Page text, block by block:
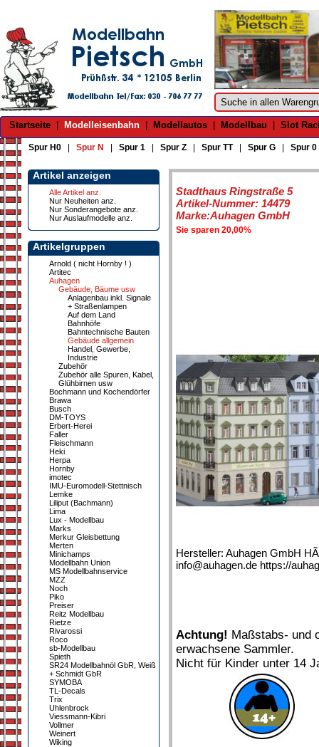
Startseite Modelleisenbahn Modellautos Modellbau Slot
Spur H0 Spur N Spur 1 Spur Z Spur TT| Spur G Spur 0
Artikel anzeigen
Alle Artikel anz.
Nur Neuheiten anz.
Nur Sonderangebote anz.
Nur Auslaufmodelle anz.
Artikelgruppen
Arnold ( nicht Hornby ! )
Artitec
Auhagen
Gebäude, Bäume usw
Anlagenbau inkl. Signale
+ Straßenlampen
Auf dem Land
Bahnhöfe
Bahntechnische Bauten
Gebäude allgemein
Handel, Gewerbe,
Industrie
Zubehör
Zubehör alle Spuren, Kabel,
Glühbirnen usw
Bochmann und Kochendörfer
Brawa
Busch
DM-TOYS
Erbert-Herei
Faller
Fleischmann
Heki
Herpa
Hornby
imotec
IMU-Euromodell-Stettnisch
Lemke
Liliput (Bachmann)
Lima
Lux - Modellbau
Marks
Merkur Gleisbettung
Merten
Minichamps
Modellbahn Union
MS Modellbahnservice
MZZ
Noch
Piko
Preiser
Reitz Modellbau
Rietze
Rivarossi
Roco
sb-Modellbau
Spieth
SR24 Modellbahnöl GbR, Weiß
+ Schmidt GbR
SYMOBA
TL-Decals
Trix
Uhlenbrock
Viessmann-Kibri
Vollmer
Weinert
Wiking
Stadthaus Ringstraße 5
Artikel-Nummer: 14479
Marke:Auhagen GmbH
Sie sparen 20,00%
Hersteller: Auhagen GmbH
info@auhagen.de https://
Achtung! Maßstabs- und
erwachsene Sammler.
Nicht für Kinder unter 14